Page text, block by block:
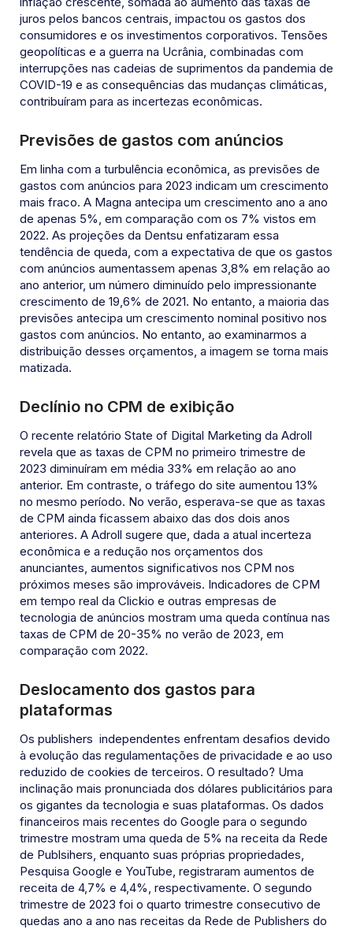
juros pelos bancos centrais, impactou os gastos dos
consumidores e os investimentos corporativos. Tensões
geopolíticas e a guerra na Ucrânia, combinadas com
interrupções nas cadeias de suprimentos da pandemia de
COVID-19 e as consequências das mudanças climáticas,
contribuíram para as incertezas econômicas.
Previsões de gastos com anúncios
Em linha com a turbulência econômica, as previsões de
gastos com anúncios para 2023 indicam um crescimento
mais fraco. A Magna antecipa um crescimento ano a ano
de apenas 5%, em comparação com os 7% vistos em
2022. As projeções da Dentsu enfatizaram essa
tendência de queda, com a expectativa de que os gastos
com anúncios aumentassem apenas 3,8% em relação ao
ano anterior, um número diminuído pelo impressionante
crescimento de 19,6% de 2021. No entanto, a maioria das
previsões antecipa um crescimento nominal positivo nos
gastos com anúncios. No entanto, ao examinarmos a
distribuição desses orçamentos, a imagem se torna mais
matizada.
Declínio no CPM de exibição
O recente relatório State of Digital Marketing da Adroll
revela que as taxas de CPM no primeiro trimestre de
2023 diminuíram em média 33% em relação ao ano
anterior. Em contraste, o tráfego do site aumentou 13%
no mesmo período. No verão, esperava-se que as taxas
de CPM ainda ficassem abaixo das dos dois anos
anteriores. A Adroll sugere que, dada a atual incerteza
econômica e a redução nos orçamentos dos
anunciantes, aumentos significativos nos CPM nos
próximos meses são improváveis. Indicadores de CPM
em tempo real da Clickio e outras empresas de
tecnologia de anúncios mostram uma queda contínua nas
taxas de CPM de 20-35% no verão de 2023, em
comparação com 2022.
Deslocamento dos gastos para
plataformas
Os publishers independentes enfrentam desafios devido
à evolução das regulamentações de privacidade e ao uso
reduzido de cookies de terceiros. O resultado? Uma
inclinação mais pronunciada dos dólares publicitários para
os gigantes da tecnologia e suas plataformas. Os dados
financeiros mais recentes do Google para o segundo
trimestre mostram uma queda de 5% na receita da Rede
de Publsihers, enquanto suas próprias propriedades,
Pesquisa Google e YouTube, registraram aumentos de
receita de 4,7% e 4,4%, respectivamente. O segundo
trimestre de 2023 foi o quarto trimestre consecutivo de
quedas ano a ano nas receitas da Rede de Publishers do